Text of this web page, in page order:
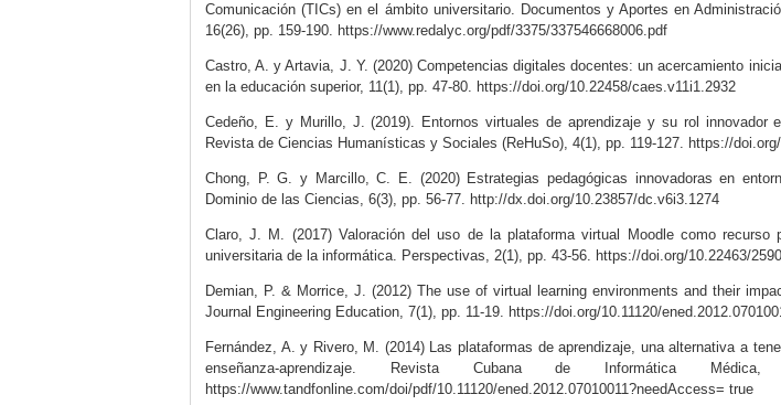
Comunicación (TICs) en el ámbito universitario. Documentos y Aportes en
16(26), pp. 159-190. https://www.redalyc.org/pdf/3375/337546668006.pdf
Castro, A. y Artavia, J. Y. (2020) Competencias digitales docentes: un acercamiento
en la educación superior, 11(1), pp. 47-80. https://doi.org/10.22458/caes.v11i1.2932
Cedeño, E. y Murillo, J. (2019). Entornos virtuales de aprendizaje y su rol innovador
Revista de Ciencias Humanísticas y Sociales (ReHuSo), 4(1), pp. 119-127. https://
Chong, P. G. y Marcillo, C. E. (2020) Estrategias pedagógicas innovadoras en
Dominio de las Ciencias, 6(3), pp. 56-77. http://dx.doi.org/10.23857/dc.v6i3.1274
Claro, J. M. (2017) Valoración del uso de la plataforma virtual Moodle como recurso
universitaria de la informática. Perspectivas, 2(1), pp. 43-56. https://doi.org/10.22463/
Demian, P. & Morrice, J. (2012) The use of virtual learning environments and their
Journal Engineering Education, 7(1), pp. 11-19. https://doi.org/10.11120/
Fernández, A. y Rivero, M. (2014) Las plataformas de aprendizaje, una alternativa a
enseñanza-aprendizaje. Revista Cubana de Informática
https://www.tandfonline.com/doi/pdf/10.11120/ened.2012.07010011?needAccess= true